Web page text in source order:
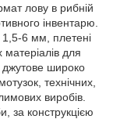
лову в рибній
інвентарю.
6 мм, плетені
для
джутове широко
технічних,
виробів.
за конструкцією